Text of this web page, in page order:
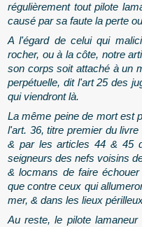
régulièrement tout pilote
causé par sa faute la perte
A l'égard de celui qui
rocher, ou à la côte, notre
son corps soit attaché à un
perpétuelle, dit l'art 25 des
qui viendront là.
La même peine de mort est
l'art. 36, titre premier du
& par les articles 44 & 45
seigneurs des nefs voisins
& locmans de faire
que contre ceux qui
mer, & dans les lieux
Au reste, le pilote